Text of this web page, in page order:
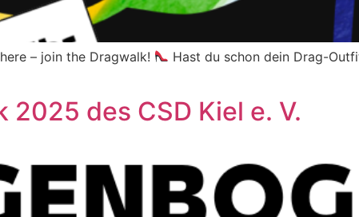
– join the Dragwalk!
Hast du schon dein Drag-
des CSD Kiel e. V.